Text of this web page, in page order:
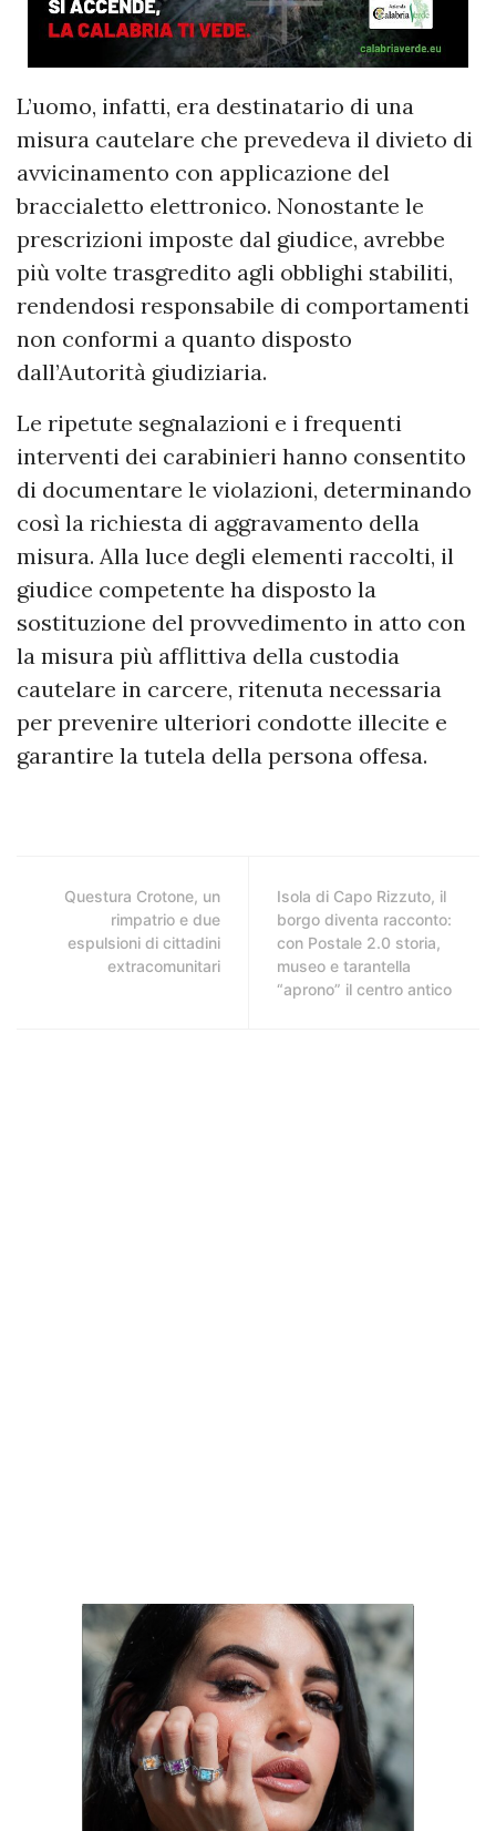
L’uomo, infatti, era destinatario di una
misura cautelare che prevedeva il divieto di
avvicinamento con applicazione del
braccialetto elettronico. Nonostante le
prescrizioni imposte dal giudice, avrebbe
più volte trasgredito agli obblighi stabiliti,
rendendosi responsabile di comportamenti
non conformi a quanto disposto
dall’Autorità giudiziaria.
Le ripetute segnalazioni e i frequenti
interventi dei carabinieri hanno consentito
di documentare le violazioni, determinando
così la richiesta di aggravamento della
misura. Alla luce degli elementi raccolti, il
giudice competente ha disposto la
sostituzione del provvedimento in atto con
la misura più afflittiva della custodia
cautelare in carcere, ritenuta necessaria
per prevenire ulteriori condotte illecite e
garantire la tutela della persona offesa.
Questura Crotone, un
rimpatrio e due
espulsioni di cittadini
extracomunitari
Isola di Capo Rizzuto, il
borgo diventa racconto:
con Postale 2.0 storia,
museo e tarantella
“aprono” il centro antico